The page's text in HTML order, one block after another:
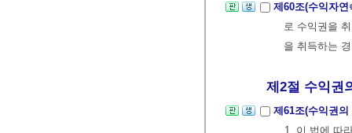
제60조(수익자
로 수익권을
을 취득하는
제2절 수익권
제61조(수익권
1. 이 법에 따